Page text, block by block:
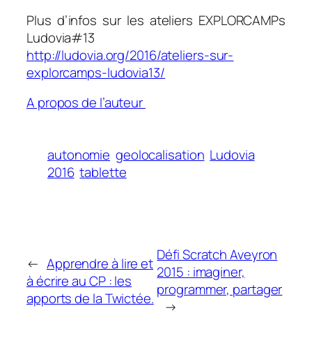
Plus d’infos sur les ateliers EXPLORCAMPs
Ludovia#13
http://ludovia.org/2016/ateliers-sur-
explorcamps-ludovia13/
A propos de l’auteur
autonomie geolocalisation Ludovia
2016 tablette
← Apprendre à lire et
à écrire au CP : les
apports de la Twictée.
Défi Scratch Aveyron
2015 : imaginer,
programmer, partager
→